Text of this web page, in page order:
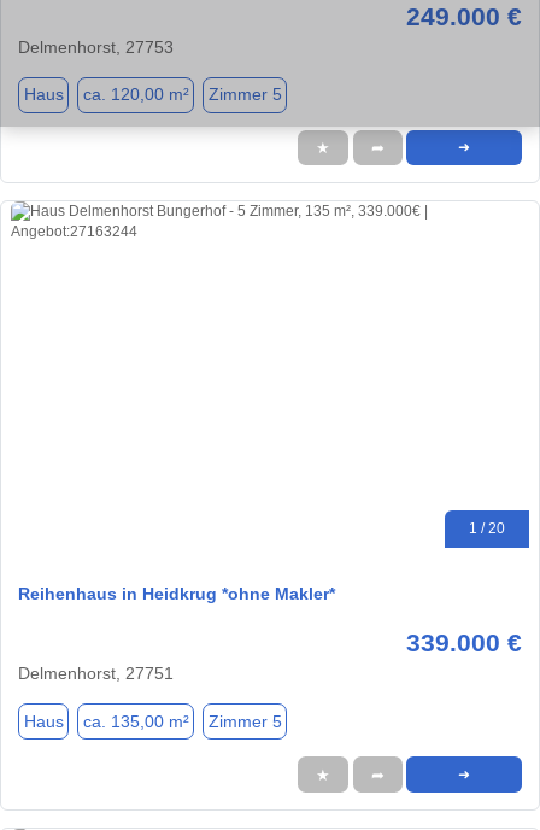
249.000 €
Delmenhorst, 27753
Haus ca. 120,00 m² Zimmer 5
★ ➦ ➜
1 / 20
Reihenhaus in Heidkrug *ohne Makler*
339.000 €
Delmenhorst, 27751
Haus ca. 135,00 m² Zimmer 5
★ ➦ ➜